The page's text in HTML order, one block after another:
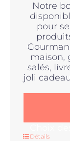
Notre
pour
maison,
salés,
joli
Détails